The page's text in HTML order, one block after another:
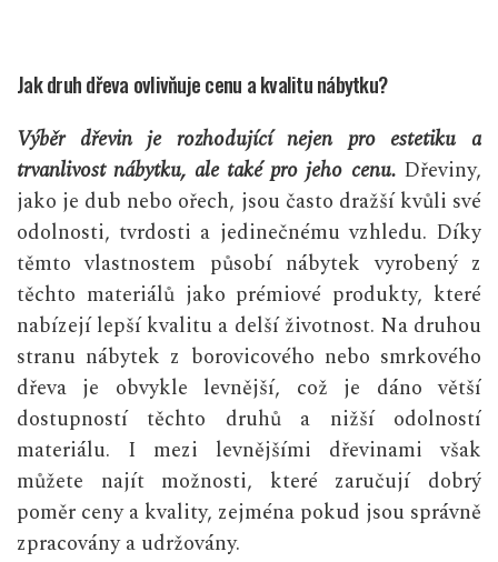
Jak druh dřeva ovlivňuje cenu a kvalitu nábytku?
Výběr dřevin je rozhodující nejen pro estetiku a
trvanlivost nábytku, ale také pro jeho cenu. Dřeviny,
jako je dub nebo ořech, jsou často dražší kvůli své
odolnosti, tvrdosti a jedinečnému vzhledu. Díky
těmto vlastnostem působí nábytek vyrobený z
těchto materiálů jako prémiové produkty, které
nabízejí lepší kvalitu a delší životnost. Na druhou
stranu nábytek z borovicového nebo smrkového
dřeva je obvykle levnější, což je dáno větší
dostupností těchto druhů a nižší odolností
materiálu. I mezi levnějšími dřevinami však
můžete najít možnosti, které zaručují dobrý
poměr ceny a kvality, zejména pokud jsou správně
zpracovány a udržovány.